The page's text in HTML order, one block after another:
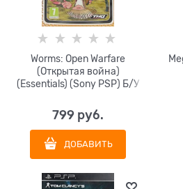
Worms: Open Warfare
(Открытая война)
(Essentials) (Sony PSP) Б/У
799 руб.
ДОБАВИТЬ